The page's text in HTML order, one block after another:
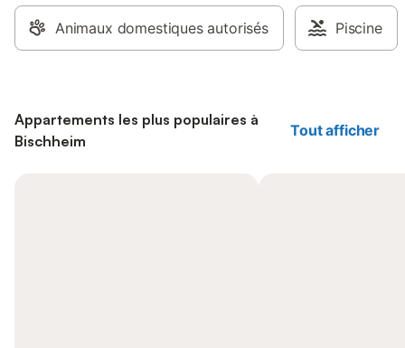
Animaux domestiques autorisés Piscine
Appartements les plus populaires à
Bischheim
Tout afficher